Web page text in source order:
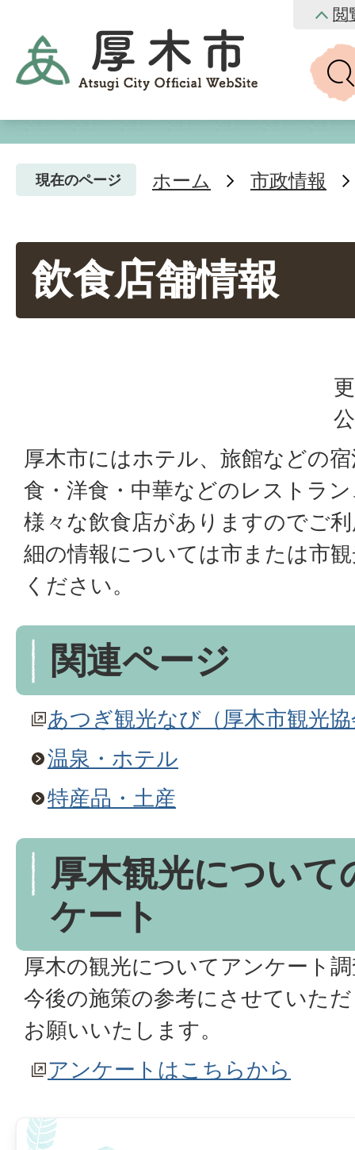
閲
現在のページ ホーム 市政情報
飲食店舗情報
厚木市にはホテル、旅館などの
食・洋食・中華などのレストラ
様々な飲食店がありますのでご
細の情報については市または市
ください。
関連ページ
あつぎ観光なび（厚木市観光
温泉・ホテル
特産品・土産
厚木観光について
ケート
厚木の観光についてアンケート
今後の施策の参考にさせていた
お願いいたします。
アンケートはこちらから